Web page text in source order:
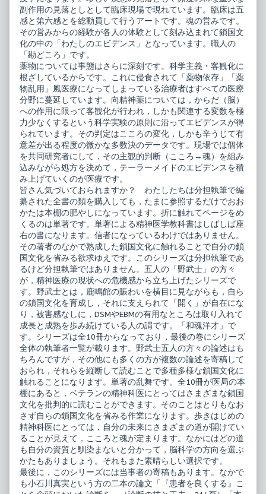
副作用の見落としとして臨床現場で現れています。臨床は五
感と第六感とを総動員して行うアートです。魂の営みです。
その営みからの経験が各人の体験として刻み込まれて鎖国文
化の中の「わたしのエビデンス」となっています。職人の
「勘どころ」です。
薬物については事態はさらに深刻です。科学主義・客観化に
根ざしているからです。これに侵食されて「薬物依存」「薬
物乱用」風医療になってしまっている治療者はすべての医療
分野に蔓延しています。向精神薬については，からだ（脳）
への作用に限って客観化が行われ，しかも関連する変数を極
力少なくするという科学実験の原則に沿ってエビデンスが得
られています。その判定はこころの変化，しかも辛うじて有
意差が出る程度の微かな多数決のデータです。現場では個体
を共同研究者にして，その主観的判断（こころ→魂）を組み
込みながら処方を決めて，テーラーメイドのエビデンスを積
み上げていくのが医療です。
皆さん気づいておられますか？ わたしたちは分担執筆で編
纂された全書の類を購入しても，たまに参照するだけでおお
かたは本棚の肥やしになっています。折に触れてページをめ
くるのは単著です。単著による精神医学教科書はしばしば座
右の書になります。信者になっているわけではありません。
その著者のなかで熟成した鎖国文化に触れることで自分の鎖
国文化を省みる欲求ゆえです。このシリーズは分担執筆であ
るけど分担執筆ではありません。五人の「野武士」の方々
が，精神医療の現状への危機感から立ち上げたシリーズで
す。野武士とは，鹿鳴館の賑わいを横目に見ながらも，自ら
の鎖国文化を育成し，それに支えられて「開く」が自在にな
り，被害感なしに，DSMやEBMの有用なところは取り入れて
成長と成熟を歩み続けている人の謂です。「和魂洋才」で
す。シリーズは全10冊からなっており，最後の巻にシリーズ
全体の執筆者一覧が載ります。野武士五人の方々の論述はも
ちろんですが，その他にも多くの方が複数の論述を寄稿して
おられ，それらを縦断して読むことで多種多様な鎖国文化に
触れることになります。単著の乱舞です。全10冊が医局の本
棚にあると，ベテランの精神科医にとってはさまざまな鎖国
文化を批判的に読むことができます。そのことはとりもなお
さず自らの鎖国文化を省みる作業になります。歩きはじめの
精神科医にとっては，自分の未来にさまざまの道が開けてい
ることが見えて，こころと魂が定まります。なかにはどの道
も自分の資質と馴染まないと分かって，脳科学の方向を選ぶ
かたもありましょう。それもまた素晴らしい選択です。
最後に，このシリーズには当事者の寄稿もあります。なかで
も小石川真実という方の二本の論文「『患者を良くする』こ